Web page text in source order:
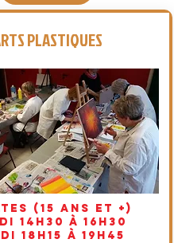
PLASTIQUES
(15 ans et +)
14h30 à 16h30
18h15 à 19h45